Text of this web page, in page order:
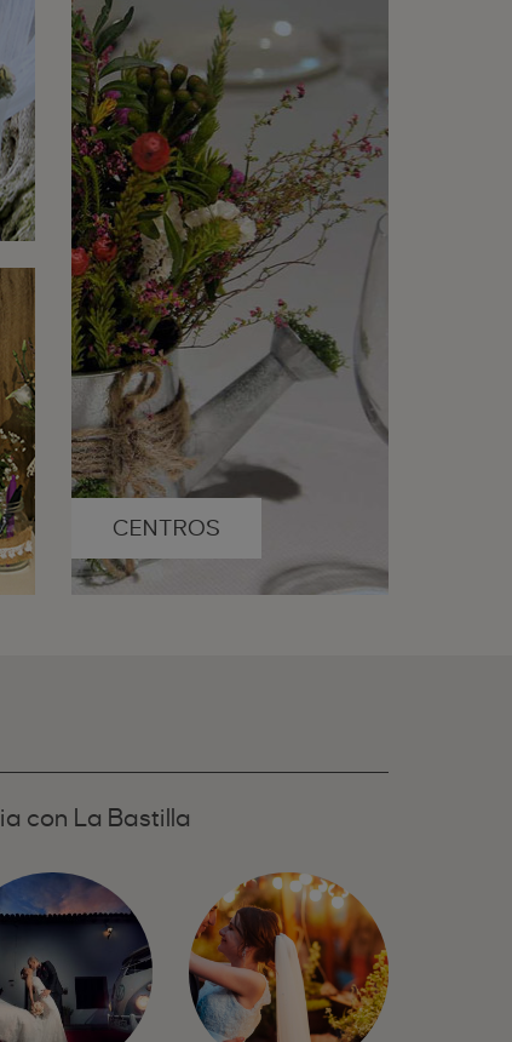
CENTROS
con La Bastilla